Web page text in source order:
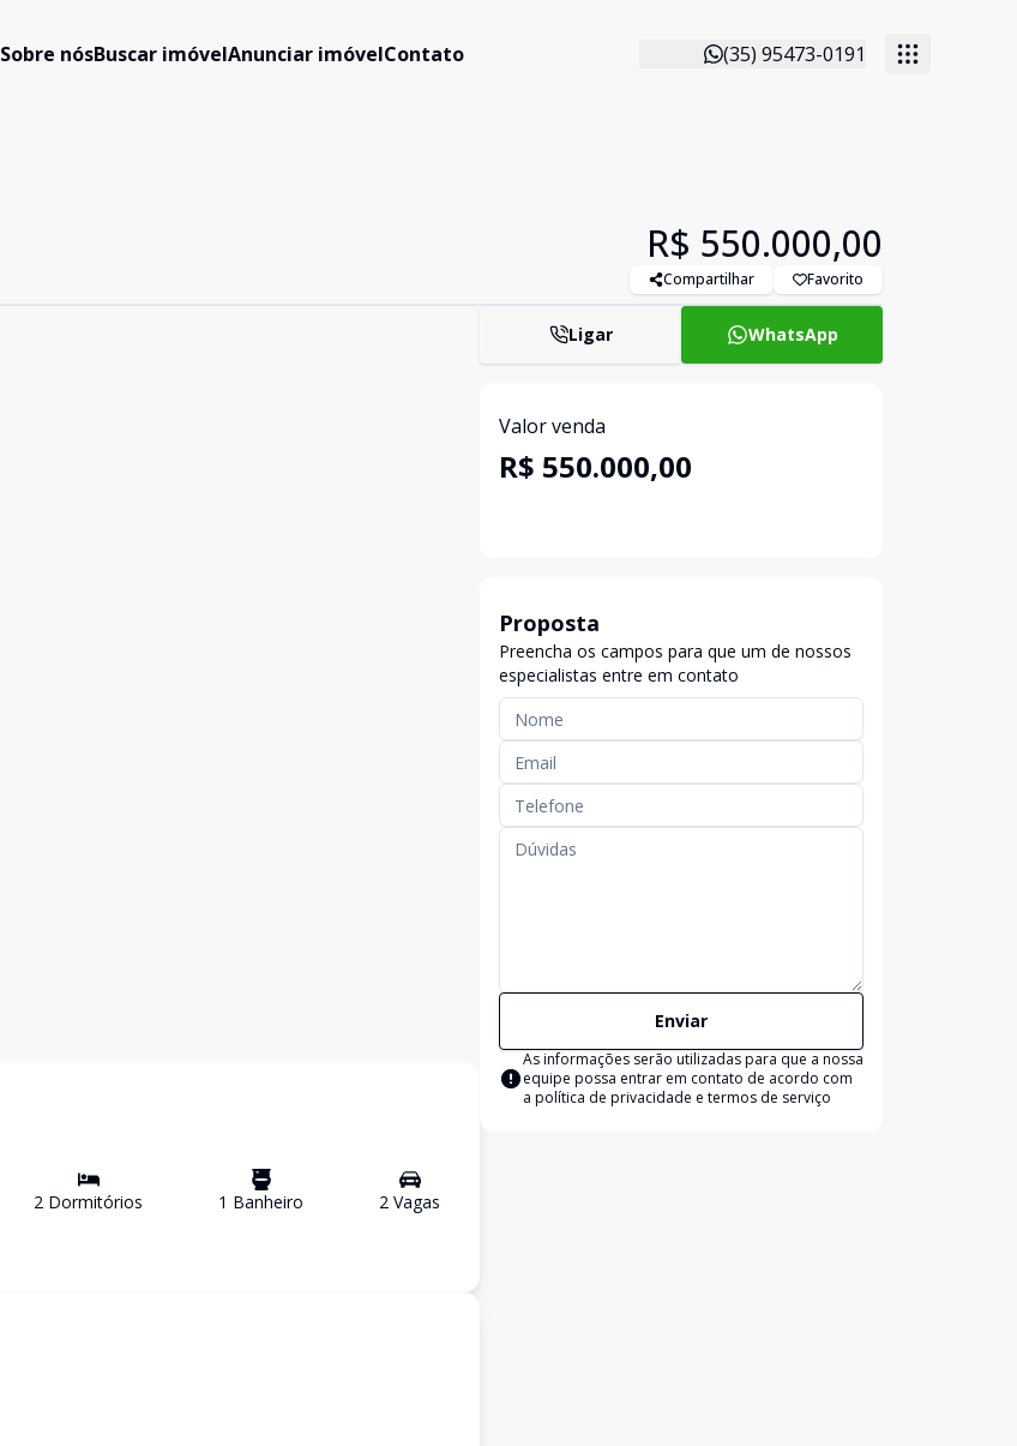
Sobre nósBuscar imóvelAnunciar imóvelContato (35) 95473-0191
R$ 550.000,00
Compartilhar Favorito
2 Dormitórios 1 Banheiro 2 Vagas
Ligar WhatsApp
Valor venda
R$ 550.000,00
Proposta
Preencha os campos para que um de nossos
especialistas entre em contato
Enviar
As informações serão utilizadas para que a nossa
equipe possa entrar em contato de acordo com
a política de privacidade e termos de serviço